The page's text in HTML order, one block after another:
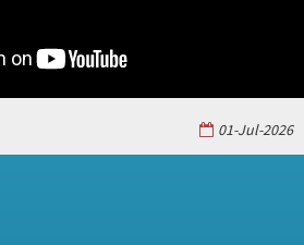
01-Jul-2026